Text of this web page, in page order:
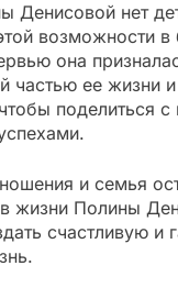
Денисовой нет
возможности
она
частью ее жизни
поделиться
и семья
жизни Полины
счастливую и